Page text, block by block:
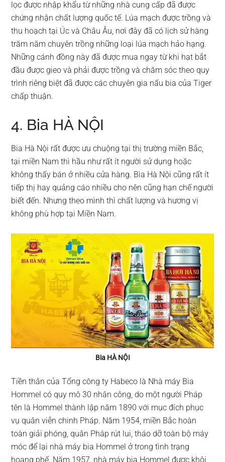
lọc được nhập khẩu từ những nhà cung cấp đã được
chứng nhận chất lượng quốc tế. Lúa mạch được trồng và
thu hoạch tại Úc và Châu Âu, nơi đây đã có lịch sử hàng
trăm năm chuyên trồng những loại lúa mạch hảo hạng.
Những cánh đồng này đã được mua ngay từ khi hạt bắt
đầu được gieo và phải được trồng và chăm sóc theo quy
trình riêng biệt đã được các chuyên gia nấu bia của Tiger
chấp thuận.
4. Bia HÀ NỘI
Bia Hà Nội rất được ưu chuộng tại thị trường miền Bắc,
tại miền Nam thì hầu như rất ít người sử dụng hoặc
không thấy bán ở nhiều cửa hàng. Bìa Hà Nội cũng rất ít
tiếp thị hay quảng cáo nhiều cho nên cũng hạn chế người
biết đến. Nhưng theo mình thì chất lượng và hương vị
không phù hợp tại Miền Nam.
Bia HÀ NỘI
Tiền thân của Tổng công ty Habeco là Nhà máy Bia
Hommel có quy mô 30 nhân công, do một người Pháp
tên là Hommel thành lập năm 1890 với mục đích phục
vụ quân viễn chinh Pháp. Năm 1954, miền Bắc hoàn
toàn giải phóng, quân Pháp rút lui, tháo dỡ toàn bộ máy
móc để lại nhà máy bia Hommel ở trong tình trạng
hoang phế. Năm 1957, nhà máy bia Hommel được khôi